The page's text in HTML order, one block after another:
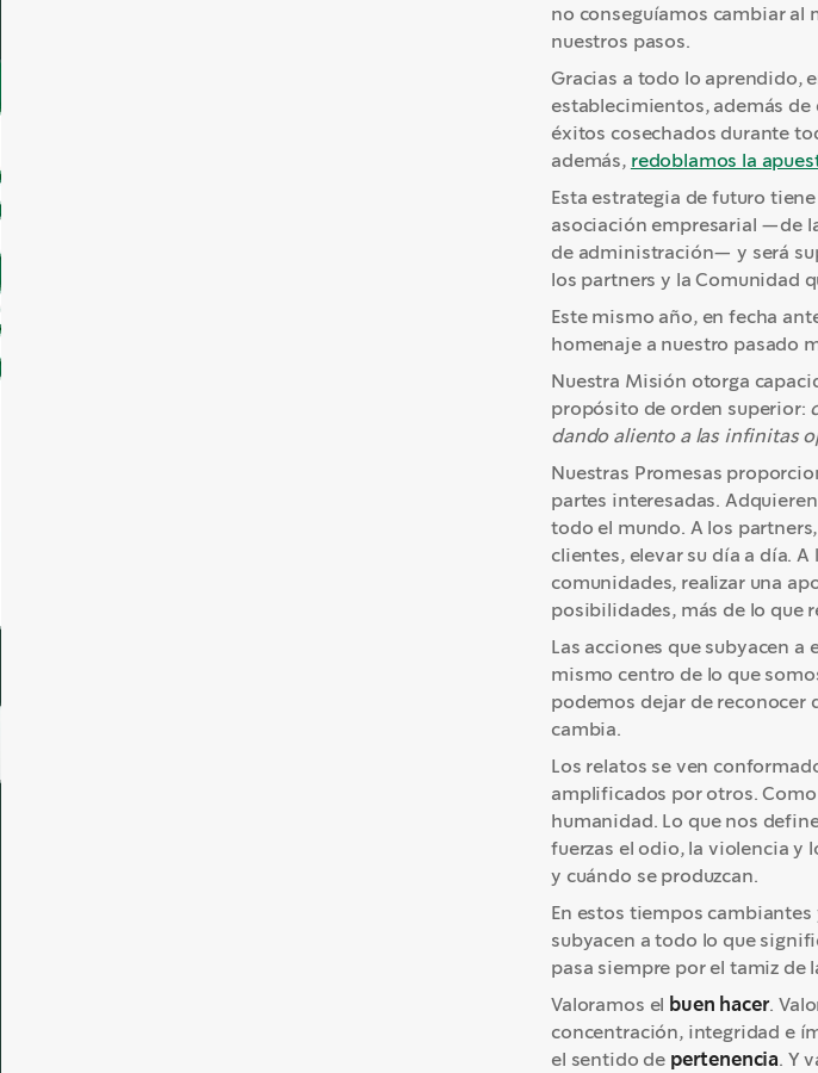
no conseguíamos cambiar
nuestros pasos.
Gracias a todo lo aprendido,
establecimientos, además
éxitos cosechados durante
además, redoblamos la
Esta estrategia de futuro
asociación empresarial —de
de administración— y será
los partners y la Comunidad
Este mismo año, en fecha
homenaje a nuestro pasado
Nuestra Misión otorga
propósito de orden superior:
dando aliento a las infinitas
Nuestras Promesas
partes interesadas.
todo el mundo. A los
clientes, elevar su día a día.
comunidades, realizar una
posibilidades, más de lo que
Las acciones que subyacen
mismo centro de lo que
podemos dejar de reconocer
cambia.
Los relatos se ven
amplificados por otros.
humanidad. Lo que nos
fuerzas el odio, la violencia y
y cuándo se produzcan.
En estos tiempos
subyacen a todo lo que
pasa siempre por el tamiz de
Valoramos el buen hacer.
concentración, integridad e
el sentido de pertenencia. Y